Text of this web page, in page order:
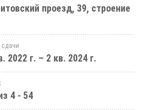
проезд, 39, строение
сдачи
2022 г. – 2 кв. 2024 г.
4 - 54